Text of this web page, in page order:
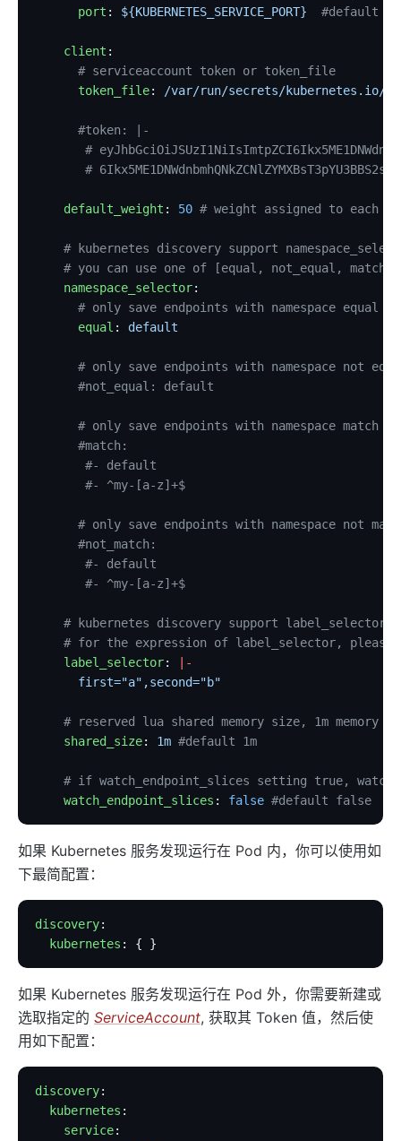
proxy-buffering
workflow
Tracers
zipkin
Metrics
prometheus
node-status
skywalking-logger
tcp-logger
kafka-logger
rocketmq-logger
udp-logger
clickhouse-logger
error-log-logger
sls-logger
google-cloud-logging
splunk-hec-logging
file-logger
loggly
tencent-cloud-cls
Serverless
azure-functions
openwhisk
aws-lambda
openfunction
Other protocols
      port
: ${KUBERNETES_SERVICE_PORT}
#default
    client
:
      # serviceaccount token or token_file
      token_file
: /var/run/secrets/kubernetes.io/
      #token: |-
#
#
    default_weight
: 50 # weight assigned to each
# kubernetes discovery support
# you can use one of [equal, not_equal, match,
    namespace_selector
:
# only save endpoints with namespace equal
      equal
: default
# only save endpoints with namespace not
      #not_equal: default
# only save endpoints with namespace match
      #match:
       #- default
       #- ^my-[a-z]+$
# only save endpoints with namespace not
      #not_match:
       #- default
       #- ^my-[a-z]+$
    # kubernetes discovery support label_selector
# for the expression of label_selector,
    label_selector
:
|-
      first="a",second="b"
# reserved lua shared memory size, 1m memory
    shared_size
: 1m #default 1m
# if watch_endpoint_slices setting true,
    watch_endpoint_slices
: false #default false
如果 Kubernetes 服务发现运行在 Pod 内，你可以使用如
下最简配置：
discovery:
  kubernetes
: { }
如果 Kubernetes 服务发现运行在 Pod 外，你需要新建或
选取指定的 ServiceAccount, 获取其 Token 值，然后使
用如下配置：
discovery:
  kubernetes
:
    service
: